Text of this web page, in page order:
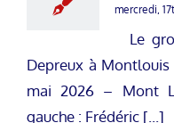
mercredi,
Le
Depreux à
mai 2026 – Mont
gauche : Frédéric [...]